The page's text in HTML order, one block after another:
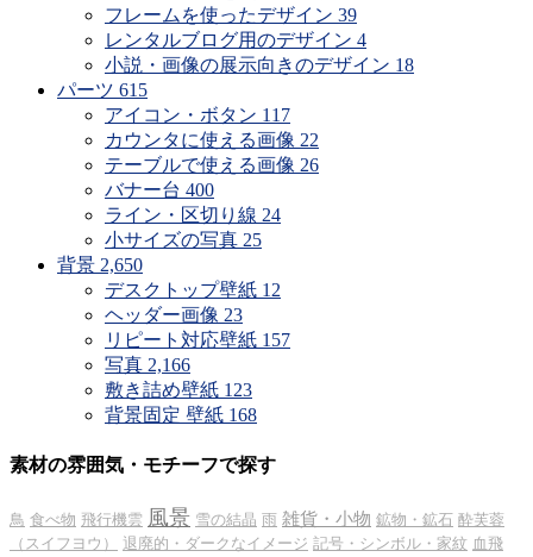
フレームを使ったデザイン 39
レンタルブログ用のデザイン 4
小説・画像の展示向きのデザイン 18
パーツ 615
アイコン・ボタン 117
カウンタに使える画像 22
テーブルで使える画像 26
バナー台 400
ライン・区切り線 24
小サイズの写真 25
背景 2,650
デスクトップ壁紙 12
ヘッダー画像 23
リピート対応壁紙 157
写真 2,166
敷き詰め壁紙 123
背景固定 壁紙 168
素材の雰囲気・モチーフで探す
鳥 食べ物 飛行機雲 風景 雪の結晶 雨 雑貨・小物 鉱物・鉱石 酔芙蓉
（スイフヨウ）
退廃的・ダークなイメージ 記号・シンボル・家紋 血飛